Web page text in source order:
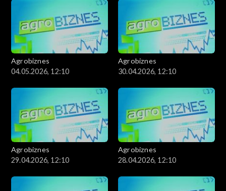
Agrobiznes
04.05.2026, 12:10
Agrobiznes
30.04.2026, 12:10
Agrobiznes
29.04.2026, 12:10
Agrobiznes
28.04.2026, 12:10